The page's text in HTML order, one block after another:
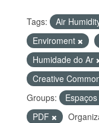
Tags: Air
Enviroment
Humidade do Ar
Creative
Groups:
PDF